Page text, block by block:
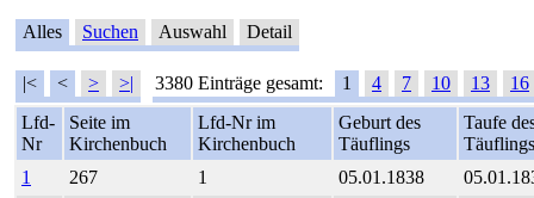
Alles Suchen Auswahl Detail
|< < > >| 3380 Einträge gesamt: 1 4 7 10 13
16
Lfd-
Nr
Seite im
Kirchenbuch
Lfd-Nr im
Kirchenbuch
Geburt des
Täuflings
Taufe
Täuflings
1
267 1 05.01.1838